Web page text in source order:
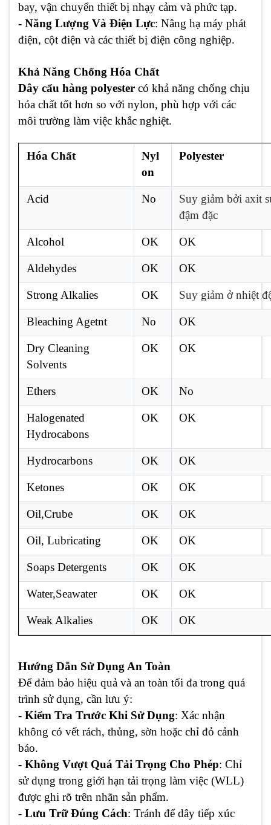
bay, vận chuyển thiết bị nhạy cảm và phức tạp.
- Năng Lượng Và Điện Lực: Nâng hạ máy phát
điện, cột điện và các thiết bị điện công nghiệp.
Khả Năng Chống Hóa Chất
Dây cẩu hàng polyester có khả năng chống chịu
hóa chất tốt hơn so với nylon, phù hợp với các
môi trường làm việc khắc nghiệt.
Hóa Chất
Nyl
on
Polyester
Acid No
Suy giảm bởi axit
đậm đặc
Alcohol OK OK
Aldehydes OK OK
Strong Alkalies OK Suy giảm ở nhiệt
Bleaching Agetnt No OK
Dry Cleaning
Solvents
OK OK
Ethers OK No
Halogenated
Hydrocabons
OK OK
Hydrocarbons OK OK
Ketones OK OK
Oil,Crube OK OK
Oil, Lubricating OK OK
Soaps Detergents OK OK
Water,Seawater OK OK
Weak Alkalies OK OK
Hướng Dẫn Sử Dụng An Toàn
Để đảm bảo hiệu quả và an toàn tối đa trong quá
trình sử dụng, cần lưu ý:
- Kiểm Tra Trước Khi Sử Dụng: Xác nhận
không có vết rách, thủng, sờn hoặc chỉ đỏ cảnh
báo.
- Không Vượt Quá Tải Trọng Cho Phép: Chỉ
sử dụng trong giới hạn tải trọng làm việc (WLL)
được ghi rõ trên nhãn sản phẩm.
- Lưu Trữ Đúng Cách: Tránh để dây tiếp xúc